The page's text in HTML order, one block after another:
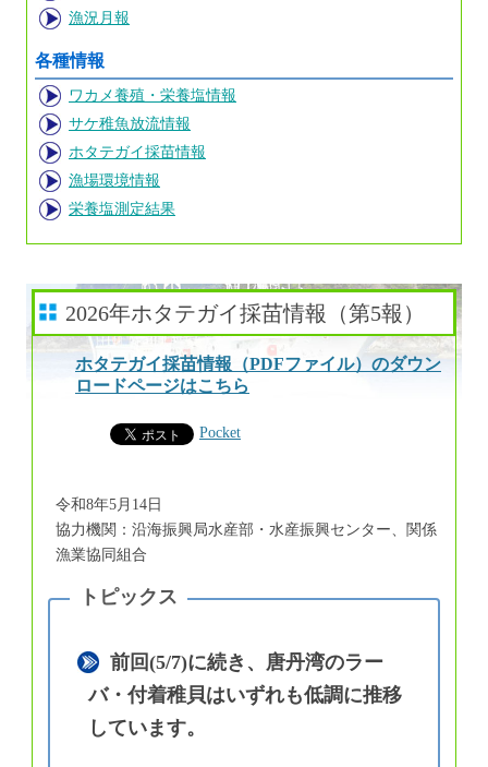
漁況月報
各種情報
ワカメ養殖・栄養塩情報
サケ稚魚放流情報
ホタテガイ採苗情報
漁場環境情報
栄養塩測定結果
2026年ホタテガイ採苗情報（第5報）
ホタテガイ採苗情報（PDFファイル）のダウン
ロードページはこちら
Pocket
令和8年5月14日
協力機関：沿海振興局水産部・水産振興センター、関係
漁業協同組合
前回(5/7)に続き、唐丹湾のラー
バ・付着稚貝はいずれも低調に推移
しています。